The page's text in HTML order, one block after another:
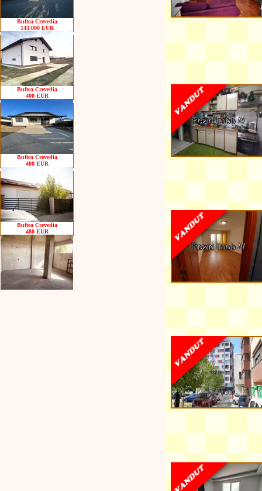
Buftea Crevedia
143.000 EUR
Buftea Crevedia
400 EUR
Buftea Crevedia
480 EUR
Buftea Crevedia
480 EUR